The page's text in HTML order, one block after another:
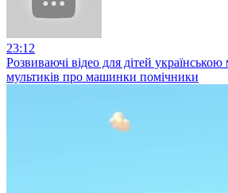
23:12
Розвиваючі відео для дітей
мультиків про машинки помічники